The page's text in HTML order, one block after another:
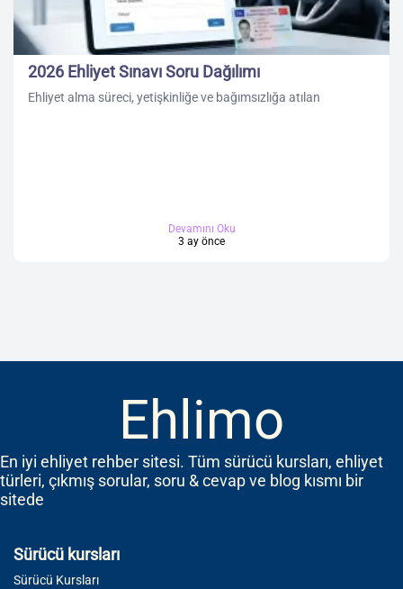
2026 Ehliyet Sınavı Soru Dağılımı
Ehliyet alma süreci, yetişkinliğe ve bağımsızlığa atılan
Devamını Oku
3 ay önce
Ehlimo
En iyi ehliyet rehber sitesi. Tüm sürücü kursları, ehliyet
türleri, çıkmış sorular, soru & cevap ve blog kısmı bir
sitede
Sürücü kursları
Sürücü Kursları